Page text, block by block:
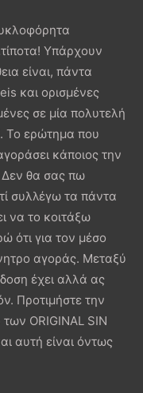
Υπάρχουν
είναι, πάντα
και ορισμένες
σε μία πολυτελή
Το ερώτημα που
κάποιος την
Δεν θα σας πω
συλλέγω τα πάντα
να το κοιτάξω
ότι για τον μέσο
αγοράς. Μεταξύ
έχει αλλά ας
Προτιμήστε την
ORIGINAL SIN
αυτή είναι όντως